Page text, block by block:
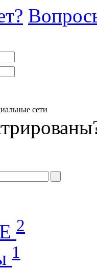
сети
2
1